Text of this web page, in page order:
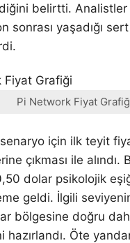
belirtti. Analistler
sonrası yaşadığı
Pi Network Fiyat
için ilk teyit
çıkması ile alındı.
dolar psikolojik
geldi. İlgili seviyenin
bölgesine doğru
hazırlandı. Öte